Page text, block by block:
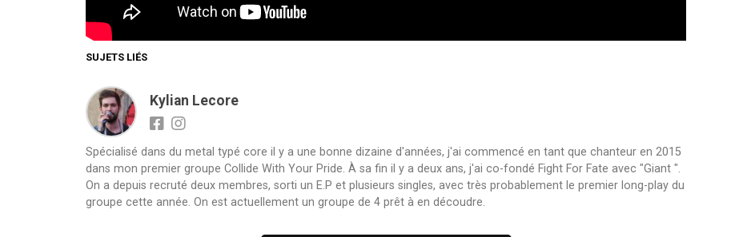
SUJETS LIÉS
Kylian Lecore
Spécialisé dans du metal typé core il y a une bonne dizaine d'années, j'ai commencé en tant que chanteur en 2015
dans mon premier groupe Collide With Your Pride. À sa fin il y a deux ans, j'ai co-fondé Fight For Fate avec "Giant ".
On a depuis recruté deux membres, sorti un E.P et plusieurs singles, avec très probablement le premier long-play du
groupe cette année. On est actuellement un groupe de 4 prêt à en découdre.